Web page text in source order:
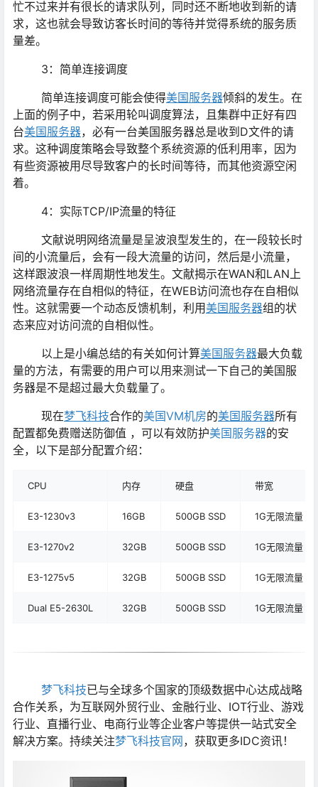
忙不过来并有很长的请求队列，同时还不断地收到新的请
求，这也就会导致访客长时间的等待并觉得系统的服务质
量差。
3：简单连接调度
简单连接调度可能会使得美国服务器倾斜的发生。在
上面的例子中，若采用轮叫调度算法，且集群中正好有四
台美国服务器，必有一台美国服务器总是收到D文件的请
求。这种调度策略会导致整个系统资源的低利用率，因为
有些资源被用尽导致客户的长时间等待，而其他资源空闲
着。
4：实际TCP/IP流量的特征
文献说明网络流量是呈波浪型发生的，在一段较长时
间的小流量后，会有一段大流量的访问，然后是小流量，
这样跟波浪一样周期性地发生。文献揭示在WAN和LAN上
网络流量存在自相似的特征，在WEB访问流也存在自相似
性。这就需要一个动态反馈机制，利用 美国服务器组的状
态来应对访问流的自相似性。
以上是小编总结的有关如何计算美国服务器最大负载
量的方法，有需要的用户可以用来测试一下自己的美国服
务器是不是超过最大负载量了。
现在梦飞科技合作的美国VM机房的美国服务器所有
配置都免费赠送防御值 ，可以有效防护美国服务器的安
全，以下是部分配置介绍：
CPU 内存 硬盘 带宽
E3-1230v3 16GB 500GB SSD 1G无限流量
E3-1270v2 32GB 500GB SSD 1G无限流量
E3-1275v5 32GB 500GB SSD 1G无限流量
Dual E5-2630L 32GB 500GB SSD 1G无限流量
梦飞科技已与全球多个国家的顶级数据中心达成战略
合作关系，为互联网外贸行业、金融行业、IOT行业、游戏
行业、直播行业、电商行业等企业客户等提供一站式安全
解决方案。持续关注梦飞科技官网 ，获取更多IDC资讯！